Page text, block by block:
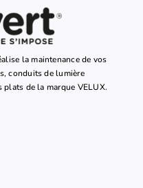
la maintenance de vos
conduits de lumière
de la marque VELUX.